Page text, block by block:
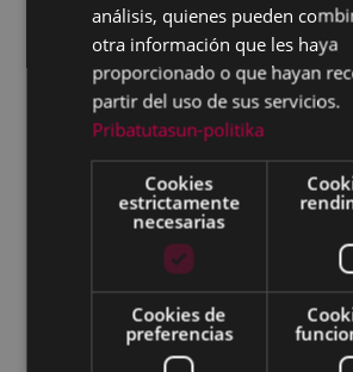
2023
2022
2021
análisis, quienes pueden
otra información que les haya
proporcionado o que hayan
partir del uso de sus servicios.
Pribatutasun-politika
Cookies
estrictamente
necesarias
Cookies de
preferencias